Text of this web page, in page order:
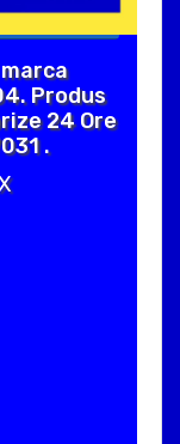
marca
Produs
24 Ore
.